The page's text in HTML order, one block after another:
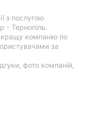
з послугою
- Тернопіль.
кращу компанію по
за
фото компаній,